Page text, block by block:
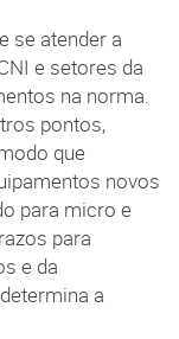
se atender a
e setores da
na norma.
pontos,
que
novos
para micro e
para
e da
a